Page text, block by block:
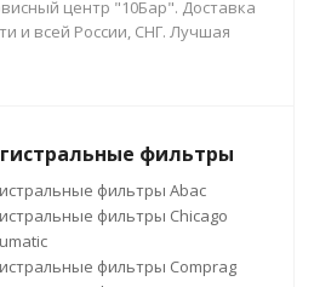
центр "10Бар". Доставка
и всей России, СНГ. Лучшая
фильтры
фильтры Abac
фильтры Chicago
фильтры Comprag